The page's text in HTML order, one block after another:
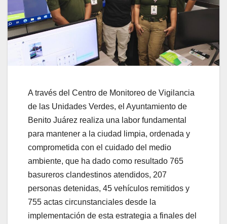
A través del Centro de Monitoreo de Vigilancia
de las Unidades Verdes, el Ayuntamiento de
Benito Juárez realiza una labor fundamental
para mantener a la ciudad limpia, ordenada y
comprometida con el cuidado del medio
ambiente, que ha dado como resultado 765
basureros clandestinos atendidos, 207
personas detenidas, 45 vehículos remitidos y
755 actas circunstanciales desde la
implementación de esta estrategia a finales del